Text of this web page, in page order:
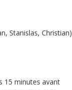
Stanislas, Christian)
15 minutes avant